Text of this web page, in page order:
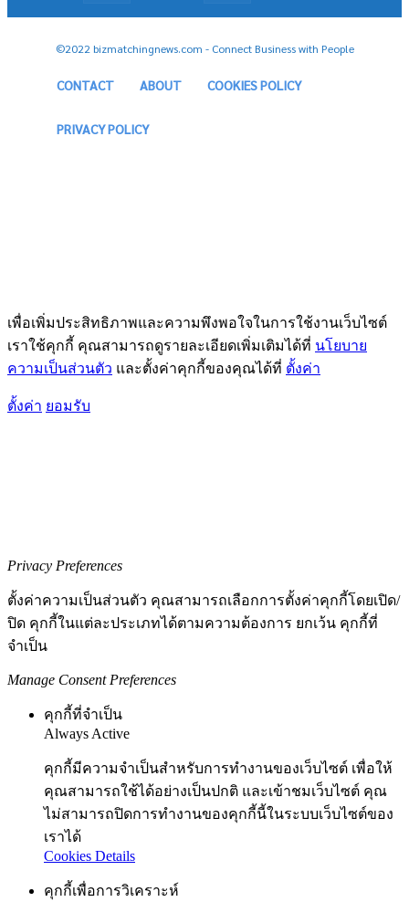
©2022 bizmatchingnews.com - Connect Business with People
CONTACT ABOUT COOKIES POLICY
PRIVACY POLICY
เพื่อเพิ่มประสิทธิภาพและความพึงพอใจในการใช้งานเว็บไซต์
เราใช้คุกกี้ คุณสามารถดูรายละเอียดเพิ่มเติมได้ที่ นโยบาย
ความเป็นส่วนตัว และตั้งค่าคุกกี้ของคุณได้ที่ ตั้งค่า
ตั้งค่า ยอมรับ
Privacy Preferences
ตั้งค่าความเป็นส่วนตัว คุณสามารถเลือกการตั้งค่าคุกกี้โดยเปิด/
ปิด คุกกี้ในแต่ละประเภทได้ตามความต้องการ ยกเว้น คุกกี้ที่
จำเป็น
Manage Consent Preferences
คุกกี้ที่จำเป็น
Always Active
คุกกี้มีความจำเป็นสำหรับการทำงานของเว็บไซต์ เพื่อให้
คุณสามารถใช้ได้อย่างเป็นปกติ และเข้าชมเว็บไซต์ คุณ
ไม่สามารถปิดการทำงานของคุกกี้นี้ในระบบเว็บไซต์ของ
เราได้
Cookies Details
คุกกี้เพื่อการวิเคราะห์